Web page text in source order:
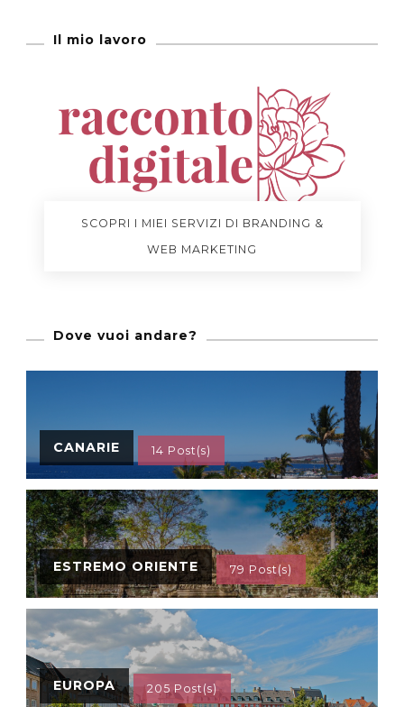
Il mio lavoro
SCOPRI I MIEI SERVIZI DI BRANDING &
WEB MARKETING
Dove vuoi andare?
CANARIE 14 Post(s)
ESTREMO ORIENTE 79 Post(s)
EUROPA 205 Post(s)